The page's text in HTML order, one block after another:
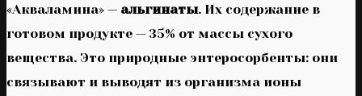
«Акваламина» — альгинаты. Их содержание в
готовом продукте — 35% от массы сухого
вещества. Это природные энтеросорбенты: они
связывают и выводят из организма ионы